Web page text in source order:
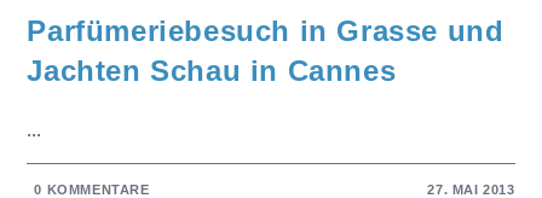
Parfümeriebesuch in Grasse und
Jachten Schau in Cannes
...
0 KOMMENTARE 27. MAI 2013